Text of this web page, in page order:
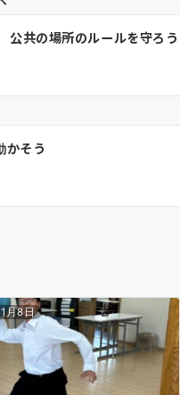
公共の場所のルールを守ろう
かそう
月8日